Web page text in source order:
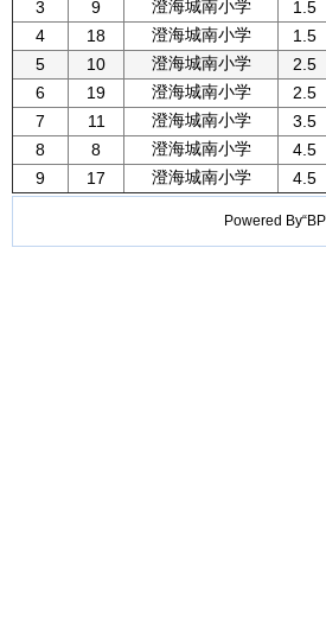
3
9 澄海城南小学 1.5
4
18 澄海城南小学 1.5
5
10 澄海城南小学 2.5
6
19 澄海城南小学 2.5
7
11 澄海城南小学 3.5
8
8 澄海城南小学 4.5
9
17 澄海城南小学 4.5
Powered